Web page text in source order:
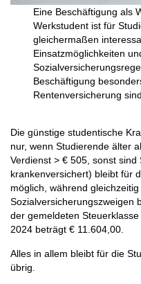
Eine Beschäftigung als
Werkstudent ist für
gleichermaßen
Einsatzmöglichkeiten
Beschäftigung
Rentenversicherung
Die günstige studentische
nur, wenn Studierende älter
Verdienst > € 505, sonst
krankenversichert) bleibt für
möglich, während
Sozialversicherungszweigen
der gemeldeten
2024 beträgt € 11.604,00.
Alles in allem bleibt für die
übrig.